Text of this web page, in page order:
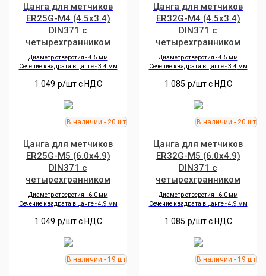
Цанга для метчиков
ER25G-M4 (4.5x3.4)
DIN371 с
четырехгранником
Диаметр отверстия -4.5 мм
Сечение квадрата в цанге -3.4 мм
1 049 р/шт c НДС
Цанга для метчиков
ER32G-M4 (4.5x3.4)
DIN371 с
четырехгранником
Диаметр отверстия -4.5 мм
Сечение квадрата в цанге -3.4 мм
1 085 р/шт c НДС
Цанга для метчиков
ER25G-M5 (6.0x4.9)
DIN371 с
четырехгранником
Диаметр отверстия - 6.0мм
Сечение квадрата в цанге -4.9 мм
1 049 р/шт c НДС
Цанга для метчиков
ER32G-M5 (6.0x4.9)
DIN371 с
четырехгранником
Диаметр отверстия - 6.0мм
Сечение квадрата в цанге -4.9 мм
1 085 р/шт c НДС